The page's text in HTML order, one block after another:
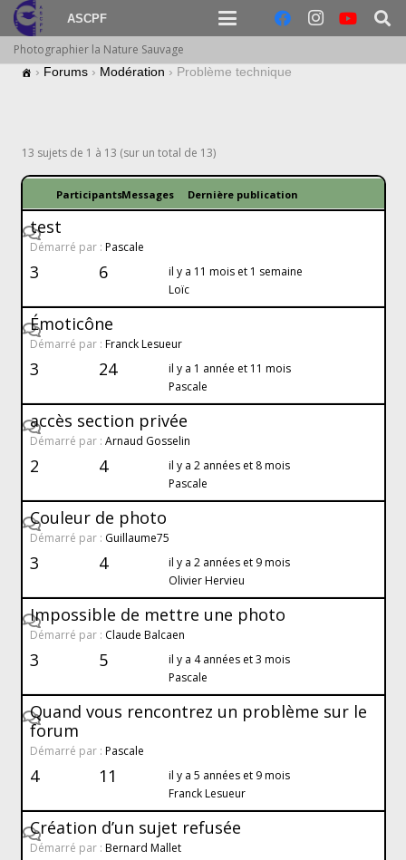
ASCPF
Photographier la Nature Sauvage
› Forums › Modération › Problème technique
13 sujets de 1 à 13 (sur un total de 13)
ParticipantsMessages Dernière publication
test
Démarré par : Pascale
3 6
il y a 11 mois et 1 semaine
Loïc
Émoticône
Démarré par : Franck Lesueur
3 24
il y a 1 année et 11 mois
Pascale
accès section privée
Démarré par : Arnaud Gosselin
2 4
il y a 2 années et 8 mois
Pascale
Couleur de photo
Démarré par : Guillaume75
3 4
il y a 2 années et 9 mois
Olivier Hervieu
Impossible de mettre une photo
Démarré par : Claude Balcaen
3 5
il y a 4 années et 3 mois
Pascale
Quand vous rencontrez un problème sur le
forum
Démarré par : Pascale
4 11
il y a 5 années et 9 mois
Franck Lesueur
Création d’un sujet refusée
Démarré par : Bernard Mallet